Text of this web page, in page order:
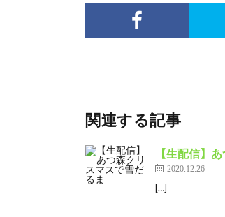
関連する記事
【生配信】
2020.12.26
[…]